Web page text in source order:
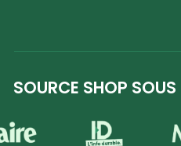
SOURCE SHOP